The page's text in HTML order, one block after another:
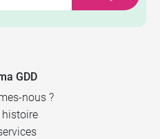
GDD
nous ?
histoire